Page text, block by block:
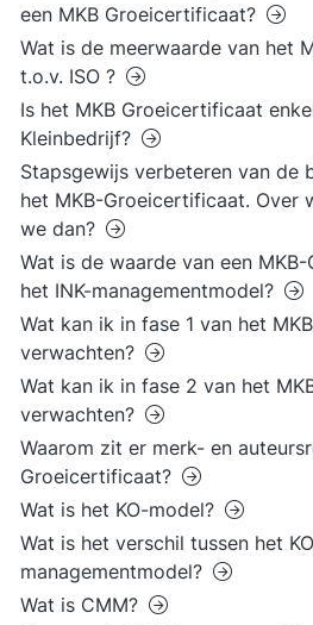
een MKB Groeicertificaat?
Wat is de meerwaarde van het
t.o.v. ISO ?
Is het MKB Groeicertificaat
Kleinbedrijf?
Stapsgewijs verbeteren van de
het MKB-Groeicertificaat. Over
we dan?
Wat is de waarde van een
het INK-managementmodel?
Wat kan ik in fase 1 van het
verwachten?
Wat kan ik in fase 2 van het
verwachten?
Waarom zit er merk- en
Groeicertificaat?
Wat is het KO-model?
Wat is het verschil tussen het
managementmodel?
Wat is CMM?